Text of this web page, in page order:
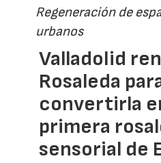
Regeneración de
urbanos
Valladolid
Rosaleda
convertirla
primera
sensorial de